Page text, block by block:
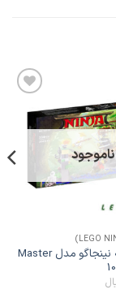
افزودن
به
علاقه
مندی
ها
لگو 334 تکه نینجاگو مدل Master